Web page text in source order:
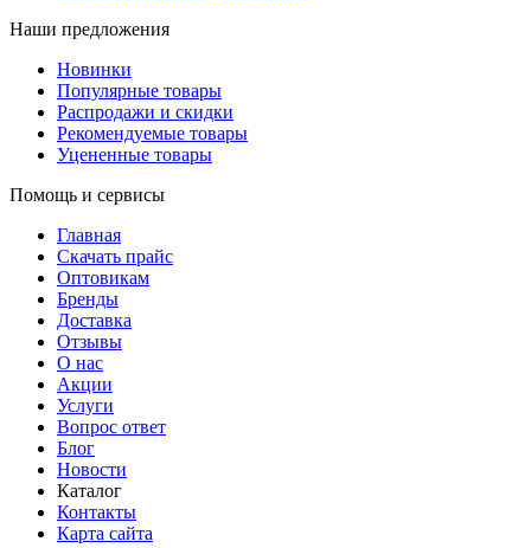
Наши предложения
Новинки
Популярные товары
Распродажи и скидки
Рекомендуемые товары
Уцененные товары
Помощь и сервисы
Главная
Скачать прайс
Оптовикам
Бренды
Доставка
Отзывы
О нас
Акции
Услуги
Вопрос ответ
Блог
Новости
Каталог
Контакты
Карта сайта